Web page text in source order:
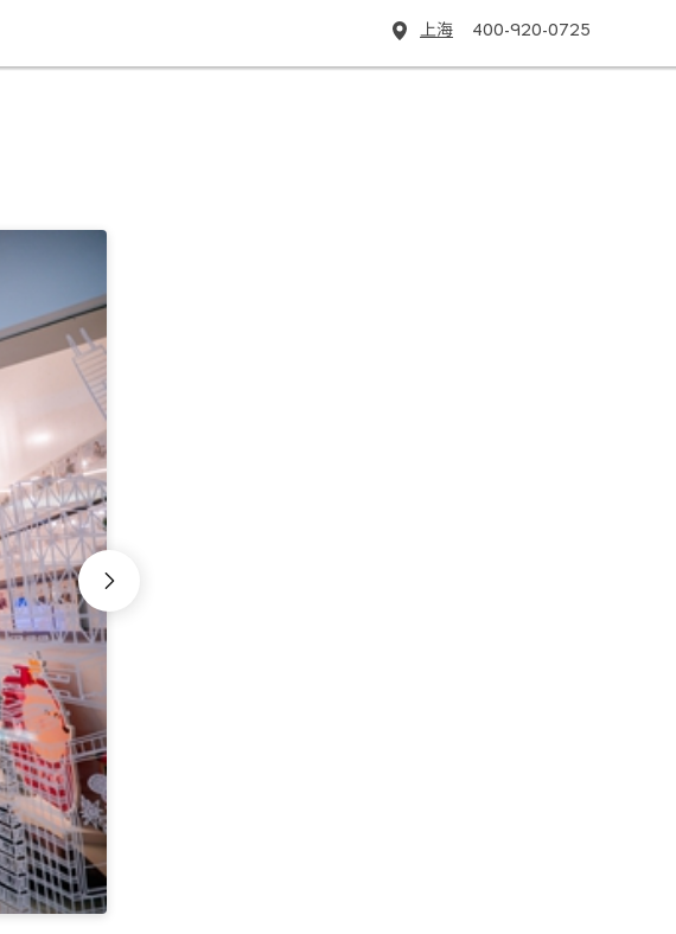
上海 400-920-0725